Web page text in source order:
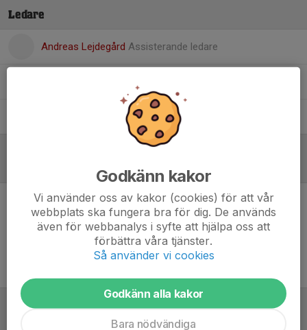
Ledare
Andreas Lejdegård Assisterande ledare
Tränare
Inget referat skrivet
Godkänn kakor
Vi använder oss av kakor (cookies) för att vår
webbplats ska fungera bra för dig. De används
även för webbanalys i syfte att hjälpa oss att
förbättra våra tjänster.
Så använder vi cookies
Godkänn alla kakor
Bara nödvändiga